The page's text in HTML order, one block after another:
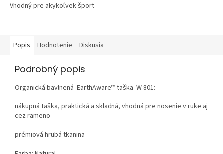
Vhodný pre akykoľvek šport
Popis Hodnotenie Diskusia
Podrobný popis
Organická bavlnená EarthAware™ taška W 801:
nákupná taška, praktická a skladná, vhodná pre nosenie v ruke aj
cez rameno
prémiová hrubá tkanina